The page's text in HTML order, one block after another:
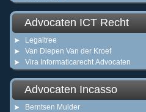
Advocaten ICT Recht
Legaltree
Van Diepen Van der Kroef
Vira Informaticarecht Advocaten
Advocaten Incasso
Berntsen Mulder